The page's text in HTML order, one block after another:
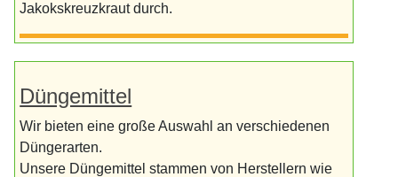
Jakokskreuzkraut durch.
Düngemittel
Wir bieten eine große Auswahl an verschiedenen
Düngerarten.
Unsere Düngemittel stammen von Herstellern wie